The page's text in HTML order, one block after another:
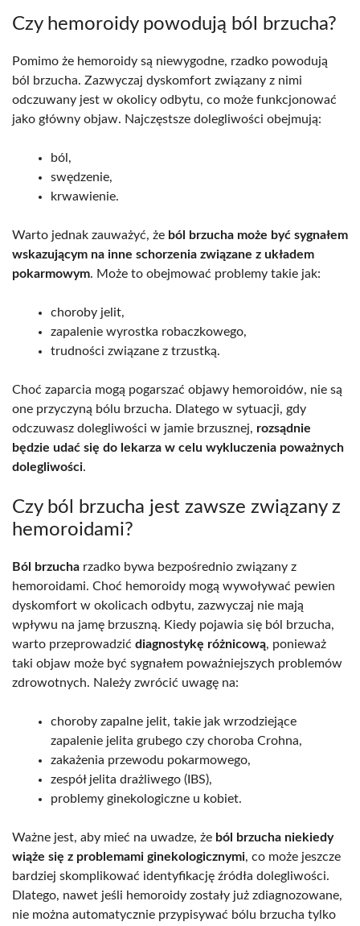
Czy hemoroidy powodują ból brzucha?
Pomimo że hemoroidy są niewygodne, rzadko powodują
ból brzucha. Zazwyczaj dyskomfort związany z nimi
odczuwany jest w okolicy odbytu, co może funkcjonować
jako główny objaw. Najczęstsze dolegliwości obejmują:
ból,
swędzenie,
krwawienie.
Warto jednak zauważyć, że ból brzucha może być sygnałem
wskazującym na inne schorzenia związane z układem
pokarmowym. Może to obejmować problemy takie jak:
choroby jelit,
zapalenie wyrostka robaczkowego,
trudności związane z trzustką.
Choć zaparcia mogą pogarszać objawy hemoroidów, nie są
one przyczyną bólu brzucha. Dlatego w sytuacji, gdy
odczuwasz dolegliwości w jamie brzusznej, rozsądnie
będzie udać się do lekarza w celu wykluczenia poważnych
dolegliwości.
Czy ból brzucha jest zawsze związany z
hemoroidami?
Ból brzucha rzadko bywa bezpośrednio związany z
hemoroidami. Choć hemoroidy mogą wywoływać pewien
dyskomfort w okolicach odbytu, zazwyczaj nie mają
wpływu na jamę brzuszną. Kiedy pojawia się ból brzucha,
warto przeprowadzić diagnostykę różnicową, ponieważ
taki objaw może być sygnałem poważniejszych problemów
zdrowotnych. Należy zwrócić uwagę na:
choroby zapalne jelit, takie jak wrzodziejące
zapalenie jelita grubego czy choroba Crohna,
zakażenia przewodu pokarmowego,
zespół jelita drażliwego (IBS),
problemy ginekologiczne u kobiet.
Ważne jest, aby mieć na uwadze, że ból brzucha niekiedy
wiąże się z problemami ginekologicznymi, co może jeszcze
bardziej skomplikować identyfikację źródła dolegliwości.
Dlatego, nawet jeśli hemoroidy zostały już zdiagnozowane,
nie można automatycznie przypisywać bólu brzucha tylko